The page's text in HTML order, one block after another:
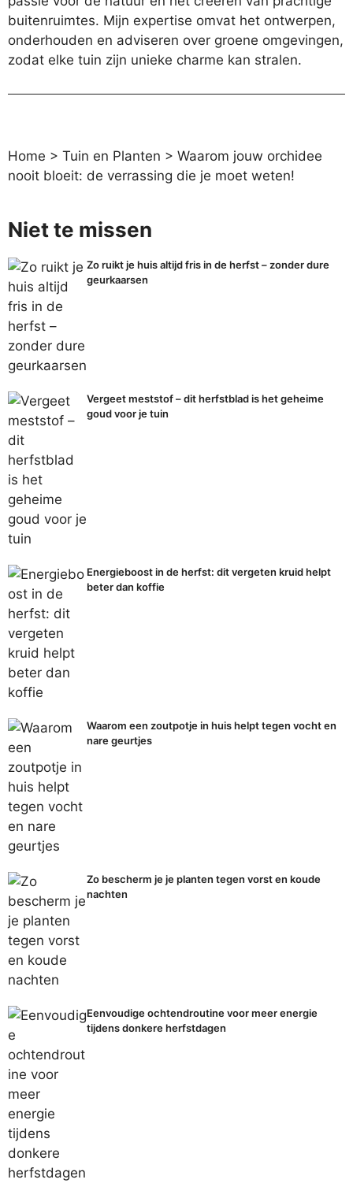
buitenruimtes. Mijn expertise omvat het ontwerpen,
onderhouden en adviseren over groene omgevingen,
zodat elke tuin zijn unieke charme kan stralen.
Home > Tuin en Planten > Waarom jouw orchidee
nooit bloeit: de verrassing die je moet weten!
Niet te missen
Zo ruikt je huis altijd fris in de herfst – zonder dure
geurkaarsen
Vergeet meststof – dit herfstblad is het geheime
goud voor je tuin
Energieboost in de herfst: dit vergeten kruid helpt
beter dan koffie
Waarom een zoutpotje in huis helpt tegen vocht en
nare geurtjes
Zo bescherm je je planten tegen vorst en koude
nachten
Eenvoudige ochtendroutine voor meer energie
tijdens donkere herfstdagen